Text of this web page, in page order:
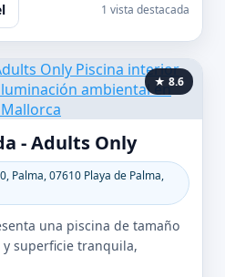
1 vista destacada
★ 8.6
- Adults Only
Palma, 07610 Playa de Palma,
una piscina de tamaño
superficie tranquila,